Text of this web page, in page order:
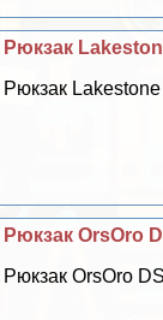
Рюкзак
Рюкзак
Рюкзак OrsOro
Рюкзак OrsOro